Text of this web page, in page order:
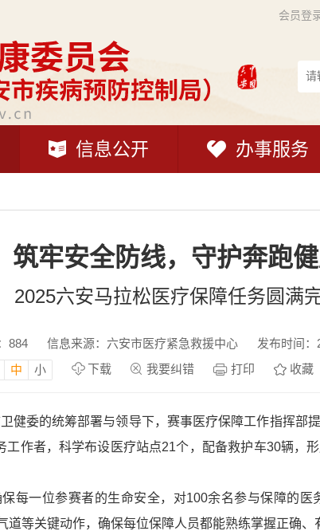
会员登
信息公开 办事服务
筑牢安全防线，守护奔跑
2025六安马拉松医疗保障任务圆满
884 信息来源：六安市医疗紧急救援中心
发布时间：
中
小 下载 我要纠错 打印 收藏
健委的统筹部署与领导下，赛事医疗保障工作指挥部
作者，科学布设医疗站点21个，配备救护车30辆，
每一位参赛者的生命安全，对100余名参与保障的
等关键动作，确保每位保障人员都能熟练掌握正确、